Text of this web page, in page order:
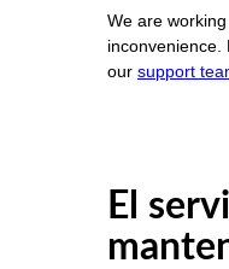
We are
inconvenience.
our support
El